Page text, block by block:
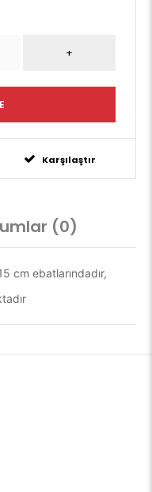
Karşılaştır
(0)
cm ebatlarındadır,